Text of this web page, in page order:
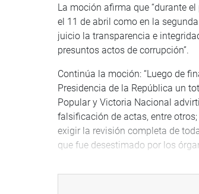
La moción afirma que “durante
el 11 de abril como en la
juicio la transparencia e
presuntos actos de corrupción”.
Continúa la moción: “Luego de
Presidencia de la República un
Popular y Victoria Nacional
falsificación de actas, entre
exigir la revisión completa de
que fue desestimado por los
rápido emitidos por la Onpe, las